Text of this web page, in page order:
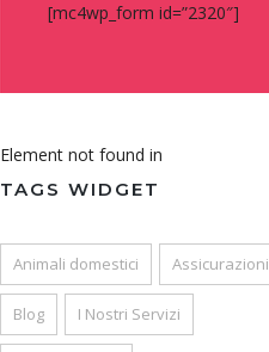
[mc4wp_form id=”2320″]
Element not found in
TAGS WIDGET
Animali domestici Assicurazioni
Blog I Nostri Servizi